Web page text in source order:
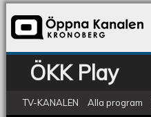
ÖKK Play
TV-KANALEN Alla program